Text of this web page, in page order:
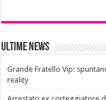
Ultime News
Grande Fratello Vip:
reality